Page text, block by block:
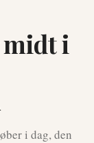
i
i dag, den